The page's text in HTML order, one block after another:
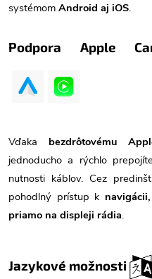
systémom Android aj iOS.
Podpora Apple
Vďaka bezdrôtovému
jednoducho a rýchlo
nutnosti káblov. Cez
pohodlný prístup k
priamo na displeji rádia.
Jazykové možnosti